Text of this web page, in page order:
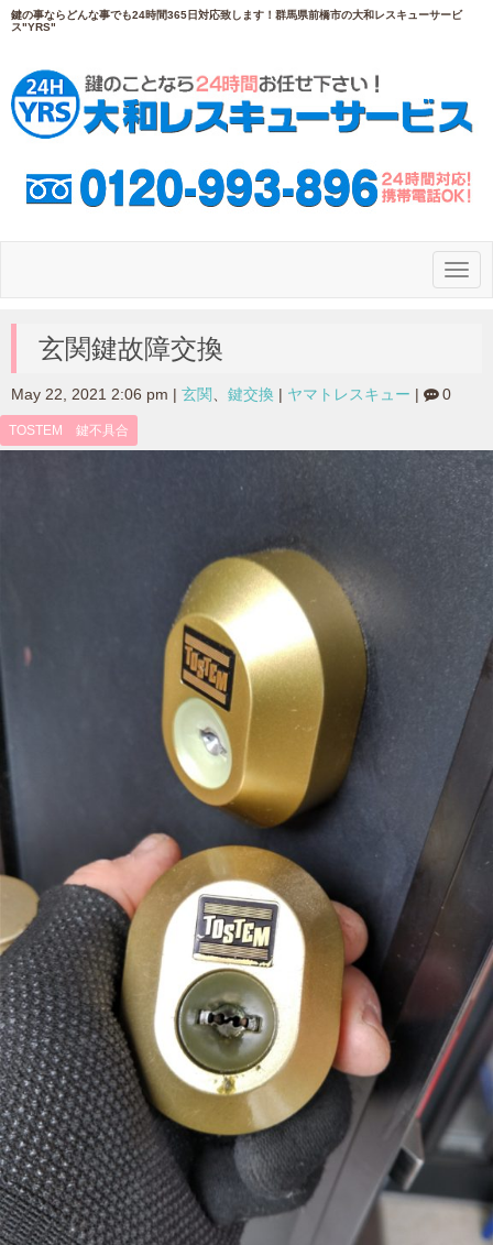
鍵の事ならどんな事でも24時間365日対応致します！群馬県前橋市の大和レスキューサービ
ス"YRS"
N
a
玄関鍵故障交換
May 22, 2021 2:06 pm 玄関 、 鍵交換 ヤマトレスキュー 0
TOSTEM 鍵不具合